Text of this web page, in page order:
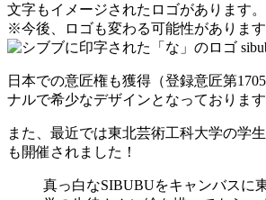
文字もイメージされたロゴがあります。
※今後、ロゴも変わる可能性があります
日本での意匠権も獲得（登録意匠第
ナルで希少なデザインとなっております
また、最近では東北芸術工科大学の学
も開催されました！
真っ白なSIBUBUをキャンバスに